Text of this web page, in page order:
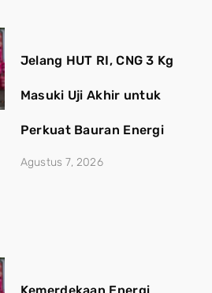
Jelang HUT RI, CNG 3 Kg
Masuki Uji Akhir untuk
Perkuat Bauran Energi
Agustus 7, 2026